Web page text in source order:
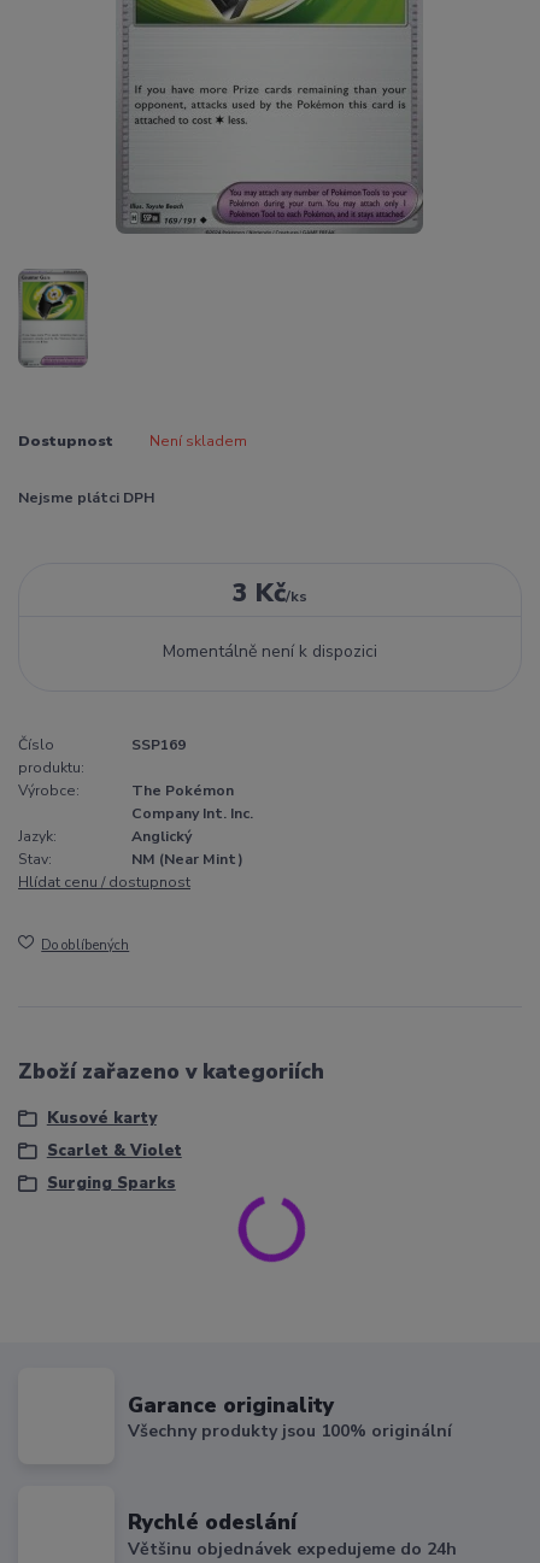
Dostupnost Není skladem
Nejsme plátci DPH
3 Kč/ks
Momentálně není k dispozici
Číslo
produktu:
SSP169
Výrobce:
The Pokémon
Company Int. Inc.
Jazyk:
Anglický
Stav:
NM (Near Mint)
Hlídat cenu / dostupnost
Do oblíbených
Zboží zařazeno v kategoriích
Kusové karty
Scarlet & Violet
Surging Sparks
Garance originality
Všechny produkty jsou 100% originální
Rychlé odeslání
Většinu objednávek expedujeme do 24h